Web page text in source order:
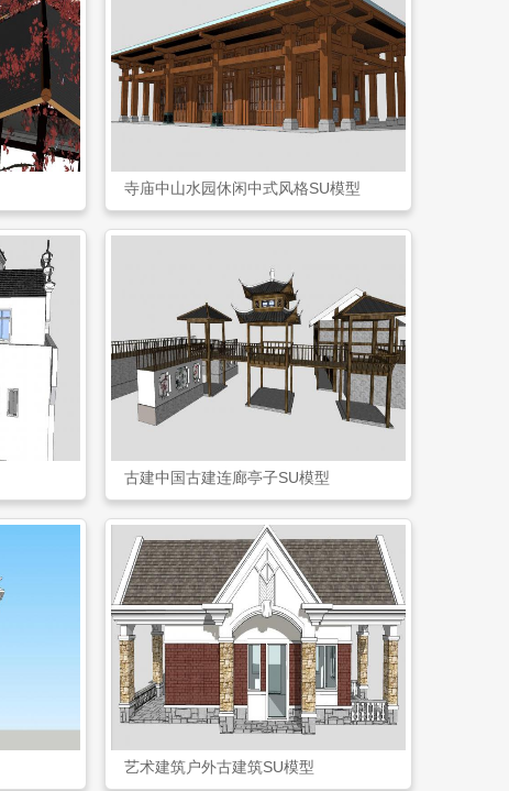
多，主要有宫殿、坛庙、寺观、佛塔、民居和园林建筑等。
中式歇山顶民房SU模型是网友haohao上传于03-16，体积为
1.70 MB，所属栏目古建筑模型，ID编号124582。
寺庙中山水园休闲中式风格SU模型
古建中国古建连廊亭子SU模型
艺术建筑户外古建筑SU模型